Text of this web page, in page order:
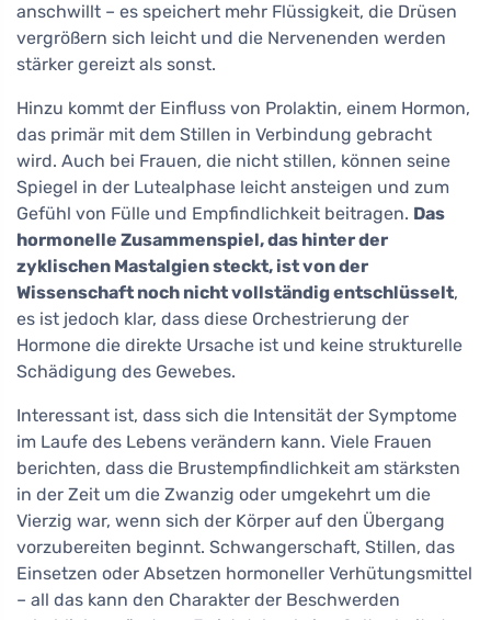
anschwillt – es speichert mehr Flüssigkeit, die Drüsen
vergrößern sich leicht und die Nervenenden werden
stärker gereizt als sonst.
Hinzu kommt der Einfluss von Prolaktin, einem Hormon,
das primär mit dem Stillen in Verbindung gebracht
wird. Auch bei Frauen, die nicht stillen, können seine
Spiegel in der Lutealphase leicht ansteigen und zum
Gefühl von Fülle und Empfindlichkeit beitragen. Das
hormonelle Zusammenspiel, das hinter der
zyklischen Mastalgien steckt, ist von der
Wissenschaft noch nicht vollständig entschlüsselt,
es ist jedoch klar, dass diese Orchestrierung der
Hormone die direkte Ursache ist und keine strukturelle
Schädigung des Gewebes.
Interessant ist, dass sich die Intensität der Symptome
im Laufe des Lebens verändern kann. Viele Frauen
berichten, dass die Brustempfindlichkeit am stärksten
in der Zeit um die Zwanzig oder umgekehrt um die
Vierzig war, wenn sich der Körper auf den Übergang
vorzubereiten beginnt. Schwangerschaft, Stillen, das
Einsetzen oder Absetzen hormoneller Verhütungsmittel
– all das kann den Charakter der Beschwerden